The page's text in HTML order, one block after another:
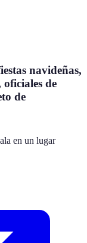
navideñas,
de
de
en un lugar